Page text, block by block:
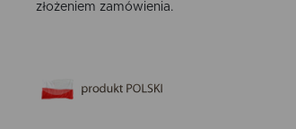
złożeniem zamówienia.